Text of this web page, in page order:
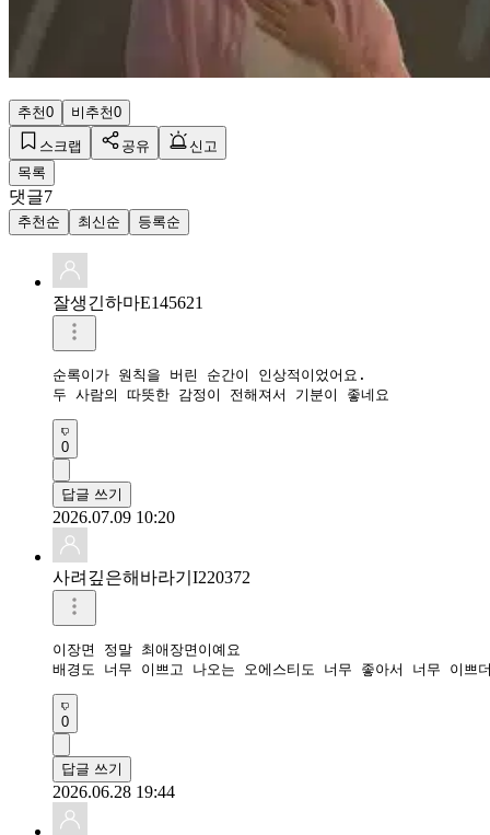
추천0 비추천0
스크랩 공유
신고
목록
댓글7
추천순 최신순 등록순
잘생긴하마E145621
순록이가 원칙을 버린 순간이 인상적이었어요.
두 사람의 따뜻한 감정이 전해져서 기분이 좋네요
0
답글 쓰기
2026.07.09 10:20
사려깊은해바라기I220372
이장면 정말 최애장면이예요
배경도 너무 이쁘고 나오는 오에스티도 너무 좋아서 너무 이쁘
0
답글 쓰기
2026.06.28 19:44